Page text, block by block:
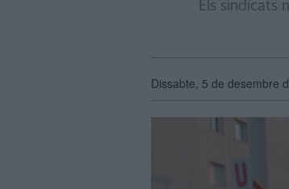
Els sindicats
Dissabte, 5 de desembre